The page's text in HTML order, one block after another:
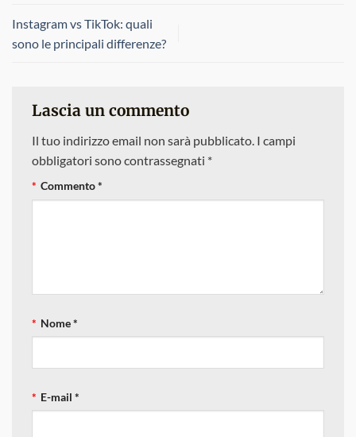
Instagram vs TikTok: quali
sono le principali differenze?
Lascia un commento
Il tuo indirizzo email non sarà pubblicato. I campi
obbligatori sono contrassegnati *
Commento*
Nome*
E-mail *